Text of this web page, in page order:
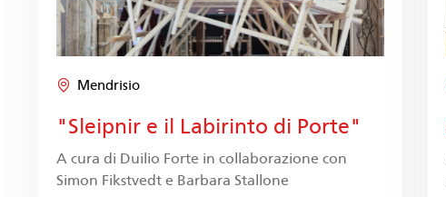
Mendrisio
"Sleipnir e il Labirinto di Porte"
A cura di Duilio Forte in collaborazione con
Simon Fikstvedt e Barbara Stallone